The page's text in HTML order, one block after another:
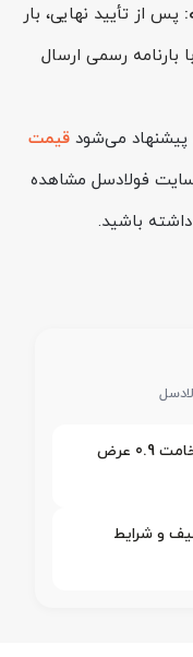
پس از تأیید نهایی، بار
بارنامه رسمی ارسال
پیشنهاد می‌شود قیمت
فولادسل مشاهده
باشید.
قیمت ورق گالوانیزه فولاد مبارکه ضخامت 0.9 عرض
و شرایط